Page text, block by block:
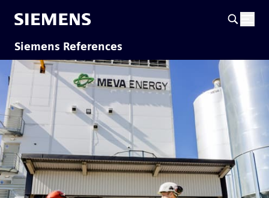
Siemens References